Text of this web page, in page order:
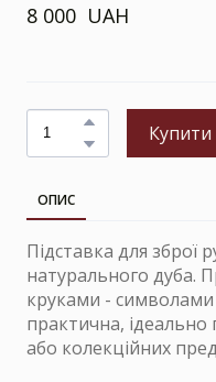
8 000  UAH
Купити
ОПИС
Підставка для зброї
натурального дуба.
круками - символами
практична, ідеально
або колекційних